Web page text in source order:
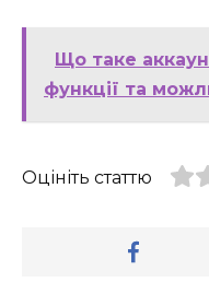
Що таке
функції та
Оцініть статтю